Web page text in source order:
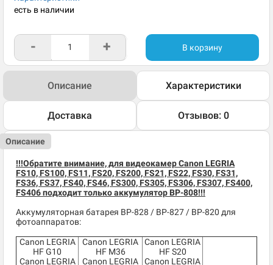
есть в наличии
- + В корзину
Описание Характеристики
Доставка Отзывов: 0
Описание
!!!Обратите внимание, для видеокамер Canon LEGRIA
FS10, FS100, FS11, FS20, FS200, FS21, FS22, FS30, FS31,
FS36, FS37, FS40, FS46, FS300, FS305, FS306, FS307, FS400,
FS406 подходит только аккумулятор BP-808!!!
Аккумуляторная батарея BP-828 / BP-827 / BP-820 для
фотоаппаратов:
Canon LEGRIA
HF G10
Canon LEGRIA
Canon LEGRIA
HF M36
Canon LEGRIA
Canon LEGRIA
HF S20
Canon LEGRIA